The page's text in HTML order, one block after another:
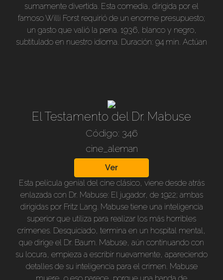
sumamente divertida. Esta comedia, dirigida por el
famoso Willi Forst requirió de un enorme presupuesto;
un gasto que valió la pena. 1936, blanco y negro,
subtitulado en nuestro idioma. Duración: 94 min. Actúan
El Testamento del Dr. Mabuse
Código: 346
cine_aleman
Ver
Esta película genial del cine clásico, viene desde atrás
enlazada con Dr. Mabuse: El jugador, de 1922; ambas
dirigidas por Fritz Lang. Mabuse tiene una inteligencia
superior que utiliza para realizar los más horribles
crímenes. Desquiciado, termina en un hospital mental,
que dirige el Dr. Baum. Mabuse, aún continuando con
su locura, empieza a escribir nuevamente, apareciendo
detalles de su inteligencia para el crimen. Mabuse